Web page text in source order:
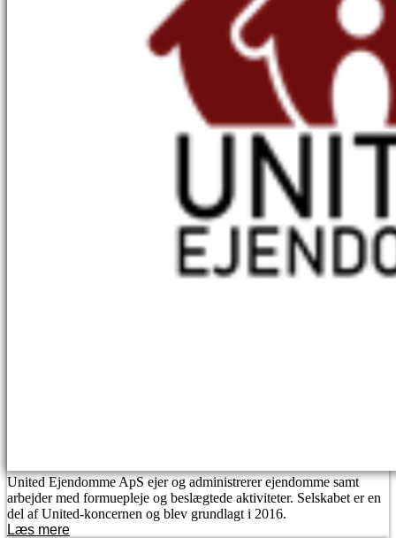
United Ejendomme ApS ejer og administrerer ejendomme samt
arbejder med formuepleje og beslægtede aktiviteter. Selskabet er en
del af United-koncernen og blev grundlagt i 2016.
Læs mere